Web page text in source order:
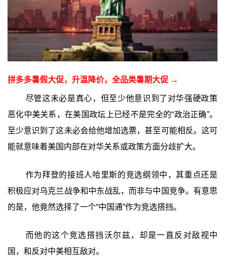
拼多多暑假大促，升温降价，全品类暑期大促 →
尽管这未必是真心，但至少他意识到了对华强硬政策
恶化中美关系，在美国政坛上已经不是完全的“政治正确”。
至少意识到了这未必会给他增加选票，甚至可能相反。这可
能就意味着美国内部在对华关系或政策方面分歧扩大。
作为拜登的接班人哈里斯的竞选纲领中，其重点还是
积极应对乌克兰战争和中东战乱，而非与中国竞争。有意思
的是，他竟然选择了一个“中国通”作为竞选搭挡。
而他的这个竞选搭挡沃尔兹，却是一直反对敌视中
国，和反对中美相互敌对。